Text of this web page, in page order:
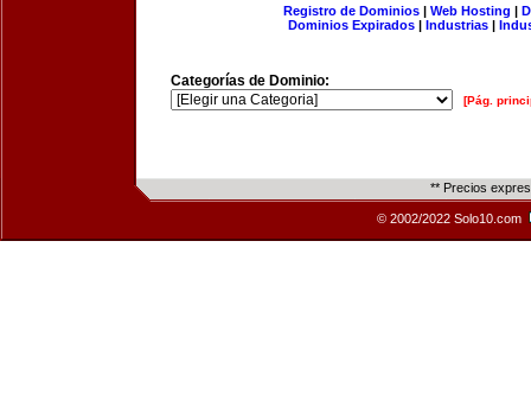
Registro de Dominios| Web Hosting |
Dominios Expirados | Industrias |
Categorías de Dominio:
[Pág.
** Precios
© 2002/2022 Solo10.com